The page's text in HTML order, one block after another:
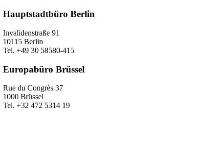
Hauptstadtbüro Berlin
Invalidenstraße 91
10115 Berlin
Tel. +49 30 58580-415
Europabüro Brüssel
Rue du Congrès 37
1000 Brüssel
Tel. +32 472 5314 19